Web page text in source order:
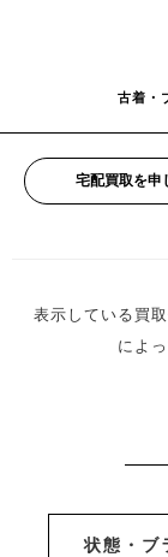
古着・
宅配買取を申
表示している買
によ
状態・ブ